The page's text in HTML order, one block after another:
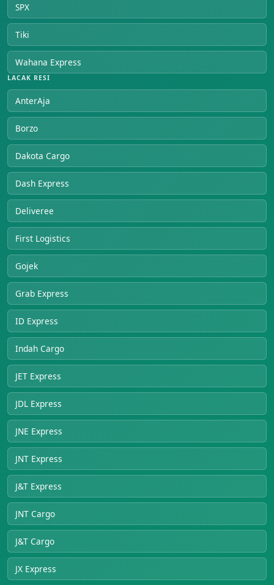
SPX
Tiki
Wahana Express
LACAK RESI
AnterAja
Borzo
Dakota Cargo
Dash Express
Deliveree
First Logistics
Gojek
Grab Express
ID Express
Indah Cargo
JET Express
JDL Express
JNE Express
JNT Express
J&T Express
JNT Cargo
J&T Cargo
JX Express